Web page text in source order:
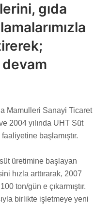
gıda
Mamulleri Sanayi Ticaret
2004 yılında UHT Süt
başlamıştır.
üretimine başlayan
hızla arttırarak, 2007
ton/gün e çıkarmıştır.
birlikte işletmeye yeni